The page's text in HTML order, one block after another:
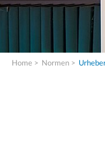
Home > Normen >